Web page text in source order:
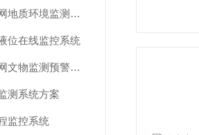
基于物联网地质环境监测预警方案
位在线监控系统
基于物联网文物监测预警解决方案
测系统方案
监控系统